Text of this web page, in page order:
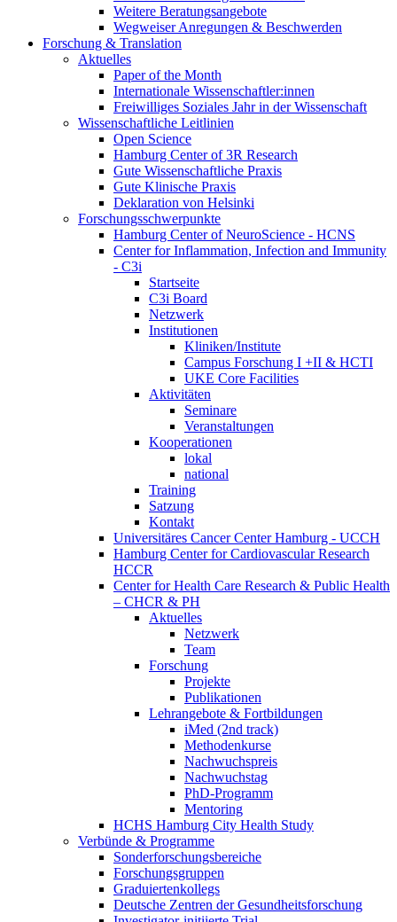
Weitere Beratungsangebote
Wegweiser Anregungen & Beschwerden
Forschung & Translation
Aktuelles
Paper of the Month
Internationale Wissenschaftler:innen
Freiwilliges Soziales Jahr in der Wissenschaft
Wissenschaftliche Leitlinien
Open Science
Hamburg Center of 3R Research
Gute Wissenschaftliche Praxis
Gute Klinische Praxis
Deklaration von Helsinki
Forschungsschwerpunkte
Hamburg Center of NeuroScience - HCNS
Center for Inflammation, Infection and Immunity
- C3i
Startseite
C3i Board
Netzwerk
Institutionen
Kliniken/Institute
Campus Forschung I +II & HCTI
UKE Core Facilities
Aktivitäten
Seminare
Veranstaltungen
Kooperationen
lokal
national
Training
Satzung
Kontakt
Universitäres Cancer Center Hamburg - UCCH
Hamburg Center for Cardiovascular Research
HCCR
Center for Health Care Research & Public Health
– CHCR & PH
Aktuelles
Netzwerk
Team
Forschung
Projekte
Publikationen
Lehrangebote & Fortbildungen
iMed (2nd track)
Methodenkurse
Nachwuchspreis
Nachwuchstag
PhD-Programm
Mentoring
HCHS Hamburg City Health Study
Verbünde & Programme
Sonderforschungsbereiche
Forschungsgruppen
Graduiertenkollegs
Deutsche Zentren der Gesundheitsforschung